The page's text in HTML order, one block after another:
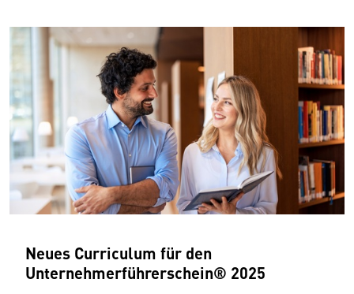
Neues Curriculum für den
Unternehmerführer­schein® 2025